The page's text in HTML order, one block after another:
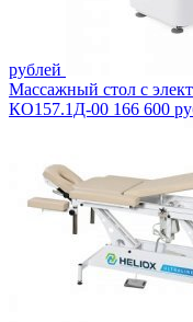
рублей
Массажный стол с
КО157.1Д-00 166 600